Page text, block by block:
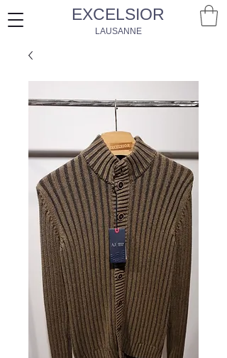
EXCELSIOR
LAUSANNE